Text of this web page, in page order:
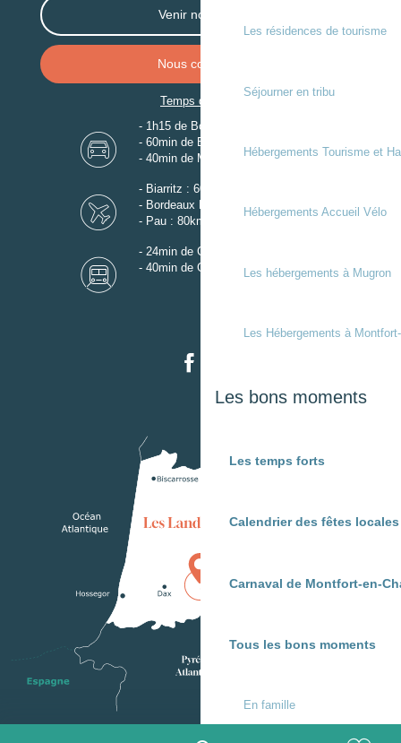
Les résidences de tourisme
Séjourner en tribu
Hébergements Tourisme et
Hébergements Accueil Vélo
Les hébergements à Mugron
Les Hébergements à
Les bons moments
Les temps forts
Calendrier des fêtes
Carnaval de Montfort-en-
Tous les bons moments
En famille
Venir nous voir
Nous contacter
Temps de trajet
- 1h15 de Bordeaux
- 60min de Biarritz
- 40min de Mont-de-Marsan
- Biarritz : 60km
- Bordeaux Mérignac : 110km
- Pau : 80km
- 24min de Gare de Dax
- 40min de Gare de Mont-de-Marsan